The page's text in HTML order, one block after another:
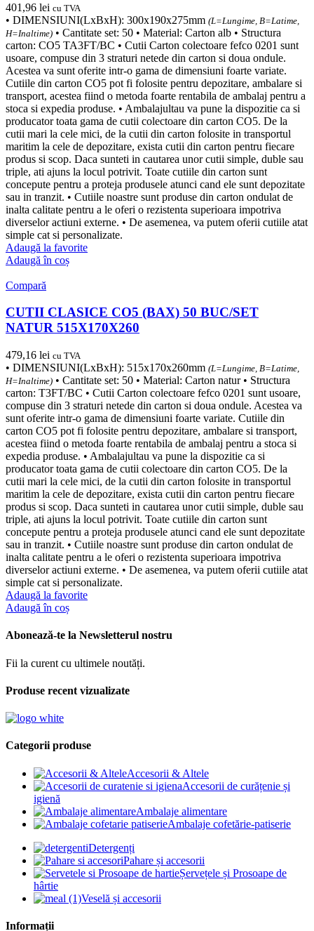
401,96 lei cu TVA
• DIMENSIUNI(LxBxH): 300x190x275mm (L=Lungime, B=Latime,
H=Inaltime) • Cantitate set: 50 • Material: Carton alb • Structura
carton: CO5 TA3FT/BC • Cutii Carton colectoare fefco 0201 sunt
usoare, compuse din 3 straturi netede din carton si doua ondule.
Acestea va sunt oferite intr-o gama de dimensiuni foarte variate.
Cutiile din carton CO5 pot fi folosite pentru depozitare, ambalare si
transport, acestea fiind o metoda foarte rentabila de ambalaj pentru a
stoca si expedia produse. • Ambalajultau va pune la dispozitie ca si
producator toata gama de cutii colectoare din carton CO5. De la
cutii mari la cele mici, de la cutii din carton folosite in transportul
maritim la cele de depozitare, exista cutii din carton pentru fiecare
produs si scop. Daca sunteti in cautarea unor cutii simple, duble sau
triple, ati ajuns la locul potrivit. Toate cutiile din carton sunt
concepute pentru a proteja produsele atunci cand ele sunt depozitate
sau in tranzit. • Cutiile noastre sunt produse din carton ondulat de
inalta calitate pentru a le oferi o rezistenta superioara impotriva
diverselor actiuni externe. • De asemenea, va putem oferii cutiile atat
simple cat si personalizate.
Adaugă la favorite
Adaugă în coș
Compară
CUTII CLASICE CO5 (BAX) 50 BUC/SET
NATUR 515X170X260
479,16 lei cu TVA
• DIMENSIUNI(LxBxH): 515x170x260mm (L=Lungime, B=Latime,
H=Inaltime) • Cantitate set: 50 • Material: Carton natur • Structura
carton: T3FT/BC • Cutii Carton colectoare fefco 0201 sunt usoare,
compuse din 3 straturi netede din carton si doua ondule. Acestea va
sunt oferite intr-o gama de dimensiuni foarte variate. Cutiile din
carton CO5 pot fi folosite pentru depozitare, ambalare si transport,
acestea fiind o metoda foarte rentabila de ambalaj pentru a stoca si
expedia produse. • Ambalajultau va pune la dispozitie ca si
producator toata gama de cutii colectoare din carton CO5. De la
cutii mari la cele mici, de la cutii din carton folosite in transportul
maritim la cele de depozitare, exista cutii din carton pentru fiecare
produs si scop. Daca sunteti in cautarea unor cutii simple, duble sau
triple, ati ajuns la locul potrivit. Toate cutiile din carton sunt
concepute pentru a proteja produsele atunci cand ele sunt depozitate
sau in tranzit. • Cutiile noastre sunt produse din carton ondulat de
inalta calitate pentru a le oferi o rezistenta superioara impotriva
diverselor actiuni externe. • De asemenea, va putem oferii cutiile atat
simple cat si personalizate.
Adaugă la favorite
Adaugă în coș
Abonează-te la Newsletterul nostru
Fii la curent cu ultimele noutăți.
Produse recent vizualizate
Categorii produse
Accesorii & Altele
Accesorii de curățenie și
igienă
Ambalaje alimentare
Ambalaje cofetărie-patiserie
Detergenți
Pahare și accesorii
Șervețele și Prosoape de
hârtie
Veselă și accesorii
Informații